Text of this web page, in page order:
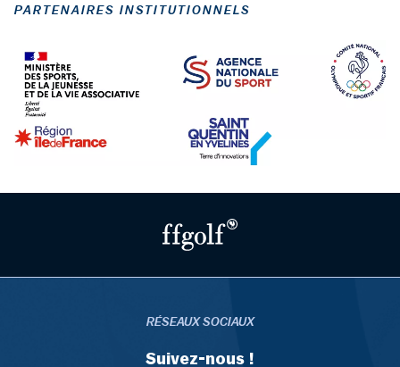
PARTENAIRES INSTITUTIONNELS
RÉSEAUX SOCIAUX
Suivez-nous !